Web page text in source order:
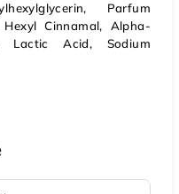
Parfum
Hexyl Cinnamal, Alpha-
Lactic Acid, Sodium